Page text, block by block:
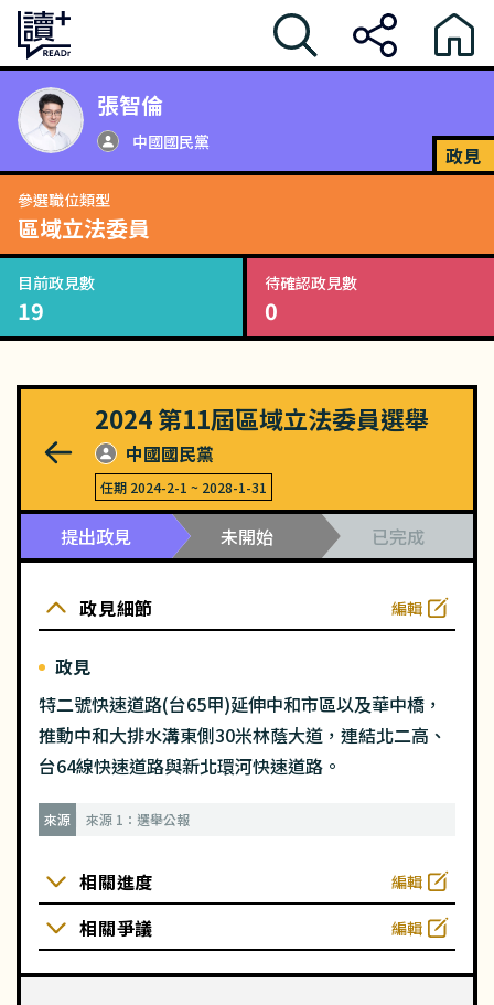
張智倫
中國國民黨
政見
參選職位類型
區域立法委員
目前政見數
19
待確認政見數
0
2024第11屆區域立法委員選舉
中國國民黨
任期 2024-2-1 ~ 2028-1-31
提出政見 未開始 已完成
政見細節 編輯
政見
特二號快速道路(台65甲)延伸中和市區以及華中橋，
推動中和大排水溝東側30米林蔭大道，連結北二高、
台64線快速道路與新北環河快速道路。
來源 來源 1：選舉公報
相關進度 編輯
相關爭議 編輯